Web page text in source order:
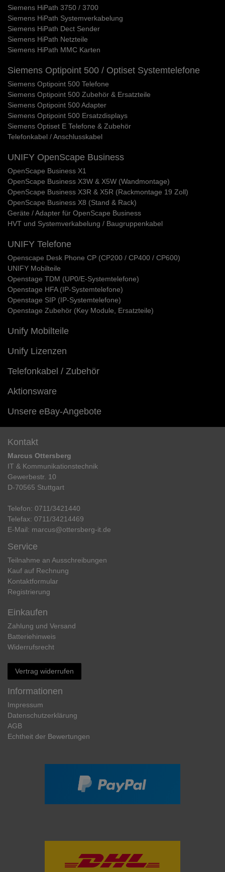
Siemens HiPath 3750 / 3700
Siemens HiPath Systemverkabelung
Siemens HiPath Dect Sender
Siemens HiPath Netzteile
Siemens HiPath MMC Karten
Siemens Optipoint 500 / Optiset Systemtelefone
Siemens Optipoint 500 Telefone
Siemens Optipoint 500 Zubehör & Ersatzteile
Siemens Optipoint 500 Adapter
Siemens Optipoint 500 Ersatzdisplays
Siemens Optiset E Telefone & Zubehör
Telefonkabel / Anschlusskabel
UNIFY OpenScape Business
OpenScape Business X1
OpenScape Business X3W & X5W (Wandmontage)
OpenScape Business X3R & X5R (Rackmontage 19 Zoll)
OpenScape Business X8 (Stand & Rack)
Geräte / Adapter für OpenScape Business
HVT und Systemverkabelung / Baugruppenkabel
UNIFY Telefone
Openscape Desk Phone CP (CP200 / CP400 / CP600)
UNIFY Mobilteile
Openstage TDM (UP0/E-Systemtelefone)
Openstage HFA (IP-Systemtelefone)
Openstage SIP (IP-Systemtelefone)
Openstage Zubehör (Key Module, Ersatzteile)
Unify Mobilteile
Unify Lizenzen
Telefonkabel / Zubehör
Aktionsware
Unsere eBay-Angebote
Kontakt
Marcus Ottersberg
IT & Kommunikationstechnik
Gewerbestr. 10
D-70565 Stuttgart
Telefon: 0711/3421440
Telefax: 0711/34214469
E-Mail: marcus@ottersberg-it.de
Service
Teilnahme an Ausschreibungen
Kauf auf Rechnung
Kontaktformular
Registrierung
Einkaufen
Zahlung und Versand
Batteriehinweis
Widerrufs­recht
Vertrag widerrufen
Informationen
Impressum
Daten­schutz­erklärung
AGB
Echtheit der Bewertungen